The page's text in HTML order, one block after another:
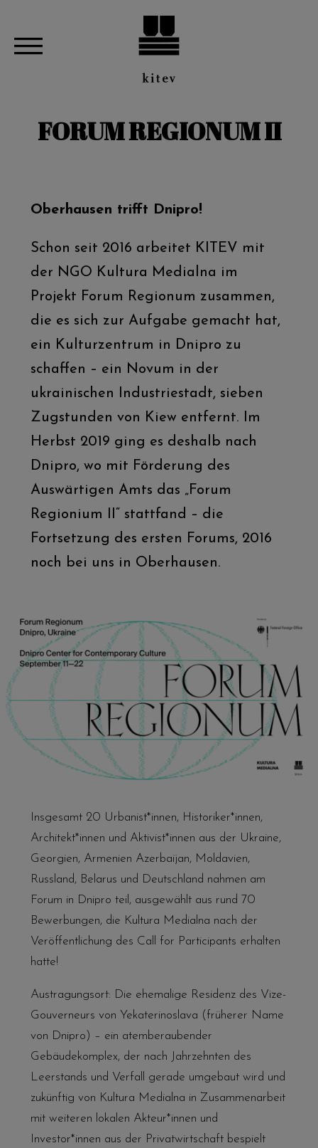
FORUM REGIONUM II
Oberhausen trifft Dnipro!
Schon seit 2016 arbeitet KITEV mit
der NGO Kultura Medialna im
Projekt Forum Regionum zusammen,
die es sich zur Aufgabe gemacht hat,
ein Kulturzentrum in Dnipro zu
schaffen – ein Novum in der
ukrainischen Industriestadt, sieben
Zugstunden von Kiew entfernt. Im
Herbst 2019 ging es deshalb nach
Dnipro, wo mit Förderung des
Auswärtigen Amts das „Forum
Regionium II“ stattfand – die
Fortsetzung des ersten Forums, 2016
noch bei uns in Oberhausen.
Insgesamt 20 Urbanist*innen, Historiker*innen,
Architekt*innen und Aktivist*innen aus der Ukraine,
Georgien, Armenien Azerbaijan, Moldavien,
Russland, Belarus und Deutschland nahmen am
Forum in Dnipro teil, ausgewählt aus rund 70
Bewerbungen, die Kultura Medialna nach der
Veröffentlichung des Call for Participants erhalten
hatte!
Austragungsort: Die ehemalige Residenz des Vize-
Gouverneurs von Yekaterinoslava (früherer Name
von Dnipro) – ein atemberaubender
Gebäudekomplex, der nach Jahrzehnten des
Leerstands und Verfall gerade umgebaut wird und
zukünftig von Kultura Medialna in Zusammenarbeit
mit weiteren lokalen Akteur*innen und
Investor*innen aus der Privatwirtschaft bespielt